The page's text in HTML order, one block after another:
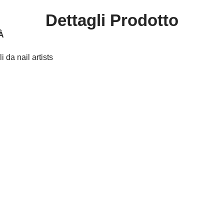
Dettagli Prodotto
da nail artists